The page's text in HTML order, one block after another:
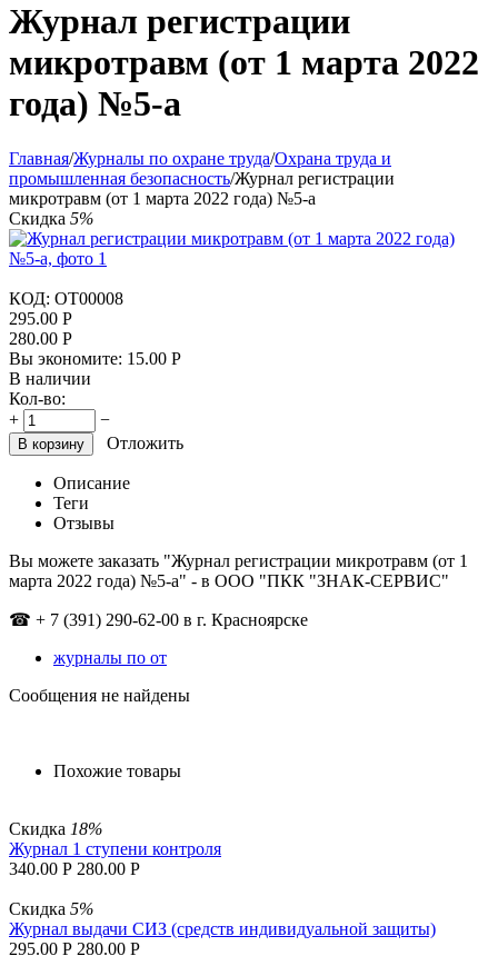
Журнал регистрации
микротравм (от 1 марта 2022
года) №5-а
Главная/Журналы по охране труда/Охрана труда и
промышленная безопасность/Журнал регистрации
микротравм (от 1 марта 2022 года) №5-а
Скидка 5%
КОД: OT00008
295.00 Р
280.00 Р
Вы экономите: 15.00 Р
В наличии
Кол-во:
+
−
В корзину Отложить
Описание
Теги
Отзывы
Вы можете заказать "Журнал регистрации микротравм (от 1
марта 2022 года) №5-а" - в ООО "ПКК "ЗНАК-СЕРВИС"
☎ + 7 (391) 290-62-00 в г. Красноярске
журналы по от
Сообщения не найдены
Похожие товары
Скидка 18%
Журнал 1 ступени контроля
340.00 Р 280.00 Р
Скидка 5%
Журнал выдачи СИЗ (средств индивидуальной защиты)
295.00 Р 280.00 Р